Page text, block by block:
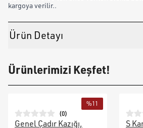
kargoya verilir..
Ürün Detayı
Ürünlerimizi Keşfet!
%11
(0)
Genel Çadır Kazığı,
S